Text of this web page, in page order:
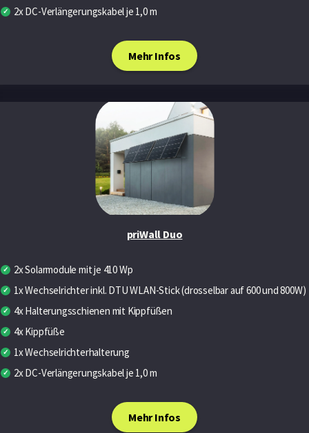
2x DC-Verlängerungskabel je 1,0 m
Mehr Infos
priWall Duo
2x Solarmodule mit je 410 Wp
1x Wechselrichter inkl. DTU WLAN-Stick (drosselbar auf 600 und 800W)
4x Halterungsschienen mit Kippfüßen
4x Kippfüße
1x Wechselrichterhalterung
2x DC-Verlängerungskabel je 1,0 m
Mehr Infos